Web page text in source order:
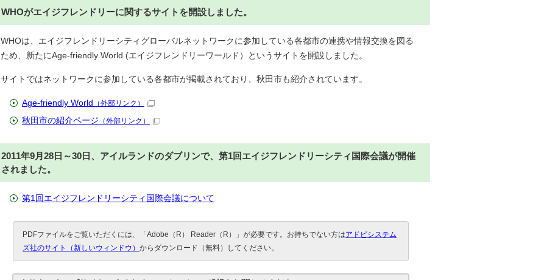
WHOがエイジフレンドリーに関するサイトを開設しました。
WHOは、エイジフレンドリーシティグローバルネットワークに参加している各都市の連携や情報交換を図る
ため、新たにAge-friendly World (エイジフレンドリーワールド）というサイトを開設しました。
サイトではネットワークに参加している各都市が掲載されており、秋田市も紹介されています。
Age-friendly World （外部リンク）
秋田市の紹介ページ （外部リンク）
2011年9月28日～30日、アイルランドのダブリンで、第1回エイジフレンドリーシティ国際会議が開催
されました。
第1回エイジフレンドリーシティ国際会議について
PDFファイルをご覧いただくには、「Adobe（R） Reader（R）」が必要です。お持ちでない方はアドビシステム
ズ社のサイト（新しいウィンドウ） からダウンロード（無料）してください。